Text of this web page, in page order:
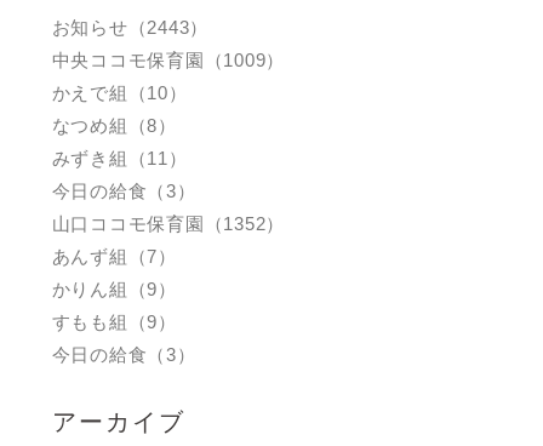
お知らせ（2443）
中央ココモ保育園（1009）
かえで組（10）
なつめ組（8）
みずき組（11）
今日の給食（3）
山口ココモ保育園（1352）
あんず組（7）
かりん組（9）
すもも組（9）
今日の給食（3）
アーカイブ